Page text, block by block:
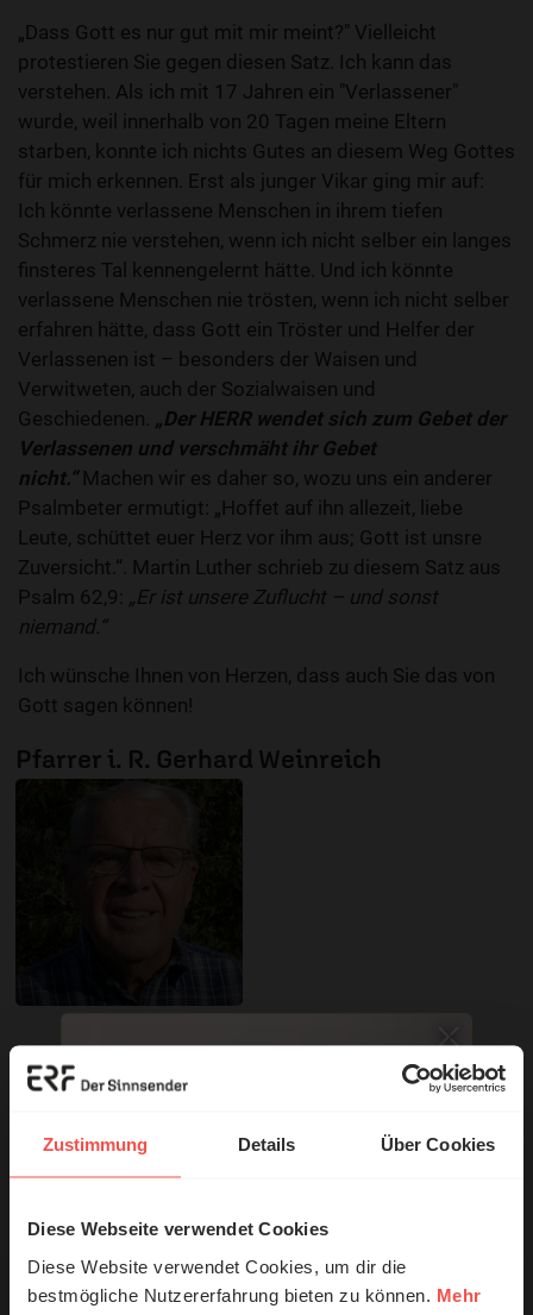
Zustimmung Details Über Cookies
Diese Webseite verwendet Cookies
Diese Website verwendet Cookies, um dir die
bestmögliche Nutzererfahrung bieten zu können. Mehr
„Dass Gott es nur gut mit mir meint?" Vielleicht
protestieren Sie gegen diesen Satz. Ich kann das
verstehen. Als ich mit 17 Jahren ein "Verlassener"
wurde, weil innerhalb von 20 Tagen meine Eltern
starben, konnte ich nichts Gutes an diesem Weg Gottes
für mich erkennen. Erst als junger Vikar ging mir auf:
Ich könnte verlassene Menschen in ihrem tiefen
Schmerz nie verstehen, wenn ich nicht selber ein langes
finsteres Tal kennengelernt hätte. Und ich könnte
verlassene Menschen nie trösten, wenn ich nicht selber
erfahren hätte, dass Gott ein Tröster und Helfer der
Verlassenen ist – besonders der Waisen und
Verwitweten, auch der Sozialwaisen und
Geschiedenen. „Der HERR wendet sich zum Gebet der
Verlassenen und verschmäht ihr Gebet
nicht.“ Machen wir es daher so, wozu uns ein anderer
Psalmbeter ermutigt: „Hoffet auf ihn allezeit, liebe
Leute, schüttet euer Herz vor ihm aus; Gott ist unsre
Zuversicht.“. Martin Luther schrieb zu diesem Satz aus
Psalm 62,9: „Er ist unsere Zuflucht – und sonst
niemand.“
Ich wünsche Ihnen von Herzen, dass auch Sie das von
Gott sagen können!
Pfarrer i. R. Gerhard Weinreich
Sie möchten noch tiefer in die Bibel eintauchen? Wir
Anstoß
Nutzungsrechte
© Ruth Schneider / ERF